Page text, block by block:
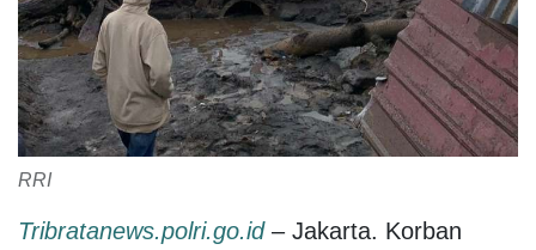
RRI
Tribratanews.polri.go.id– Jakarta. Korban